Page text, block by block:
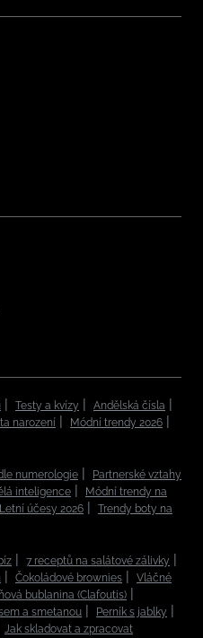
Testy a kvízy
Andělská čísla
narození
Módní trendy 2026
numerologie
Partnerské vztahy
inteligence
Módní trendy na
Letní účesy 2026
Trendy boty na
7 receptů na salátové zálivky
Čokoládové brownies
Vláčné
bublanina (Clafoutis)
a smetanou
Perník s jablky
Jak skladovat a zpracovat